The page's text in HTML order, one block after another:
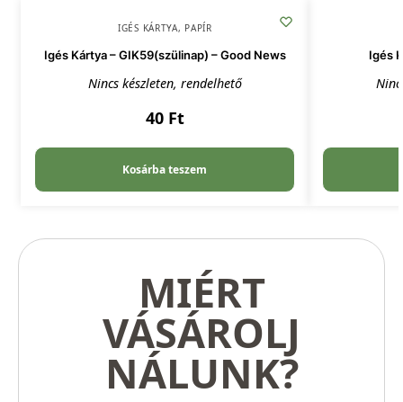
IGÉS KÁRTYA, PAPÍR
Igés Kártya – GIK59(szülinap) – Good News
Nincs készleten, rendelhető
40 Ft
Kosárba teszem
Igés
MIÉRT
VÁSÁROLJ
NÁLUNK?